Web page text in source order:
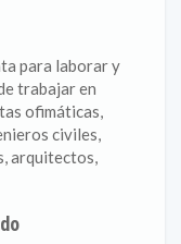
para laborar y
trabajar en
ofimáticas,
civiles,
arquitectos,